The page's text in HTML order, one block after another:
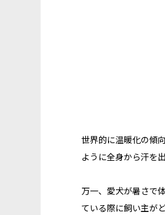
世界的に温暖化の傾
ように全身から汗を
万一、愛犬が暑さで
ている際に飼い主が